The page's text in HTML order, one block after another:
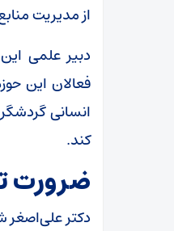
از مدیریت
دبیر علمی
فعالان این
انسانی
کند.
ضرورت
دکتر علی‌اصغر